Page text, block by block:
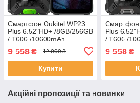
Смартфон Oukitel WP23
Plus 6.52"HD+ /8GB/256GB
/ T606 /10600mAh
Чорний
9 558 ₴ 12 009 ₴
Купити
Смартфон
Plus
/ T606 /
Чорний
9 558₴
Акційні пропозиції та новинки